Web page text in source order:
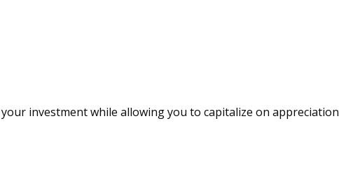
investment while allowing you to capitalize on appreciation